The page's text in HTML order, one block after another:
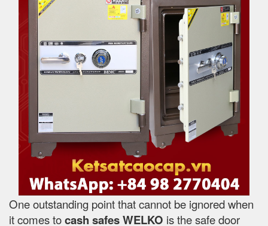
One outstanding point that cannot be ignored when
it comes tocash safesWELKO is the safe door